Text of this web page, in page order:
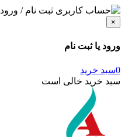
ثبت نام / ورود
×
ورود یا ثبت نام
0سبد خرید
سبد خرید خالی است